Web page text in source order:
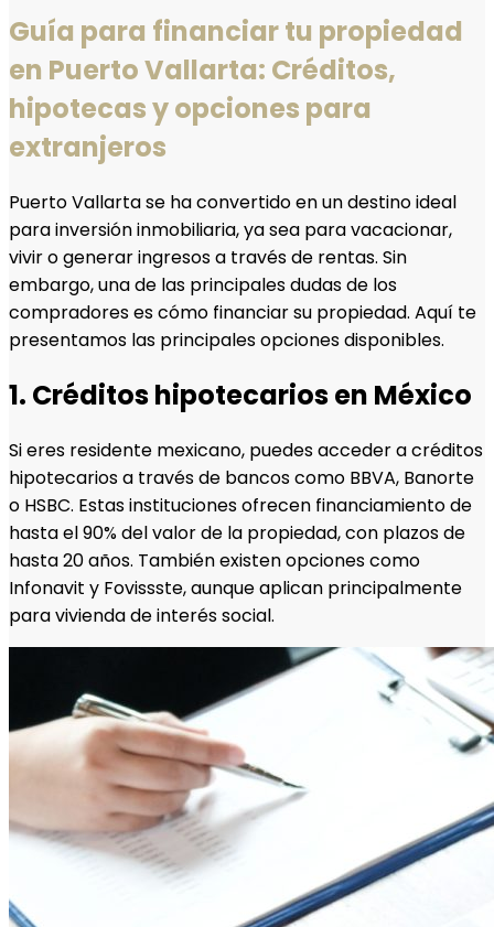
Guía para financiar tu propiedad
en Puerto Vallarta: Créditos,
hipotecas y opciones para
extranjeros
Puerto Vallarta se ha convertido en un destino ideal
para inversión inmobiliaria, ya sea para vacacionar,
vivir o generar ingresos a través de rentas. Sin
embargo, una de las principales dudas de los
compradores es cómo financiar su propiedad. Aquí te
presentamos las principales opciones disponibles.
1. Créditos hipotecarios en México
Si eres residente mexicano, puedes acceder a créditos
hipotecarios a través de bancos como BBVA, Banorte
o HSBC. Estas instituciones ofrecen financiamiento de
hasta el 90% del valor de la propiedad, con plazos de
hasta 20 años. También existen opciones como
Infonavit y Fovissste, aunque aplican principalmente
para vivienda de interés social.